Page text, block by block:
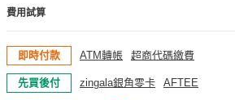
費用試算
即時付款 ATM轉帳 超商代碼繳費
先買後付 zingala銀角零卡 AFTEE